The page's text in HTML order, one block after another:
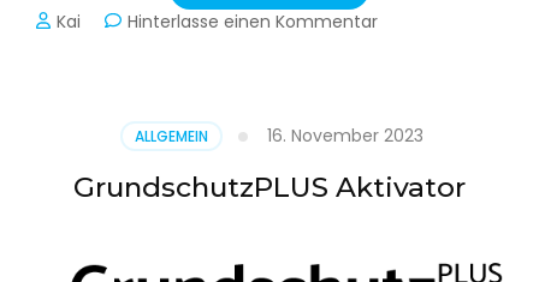
Kai Hinterlasse einen Kommentarzu
Schlacht
im
Netz
ALLGEMEIN 16. November 2023
GrundschutzPLUS Aktivator